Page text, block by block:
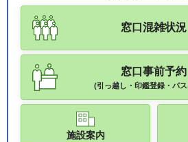
窓口混雑状況
窓口事前予約
(引っ越し・印鑑登録・パ
施設案内